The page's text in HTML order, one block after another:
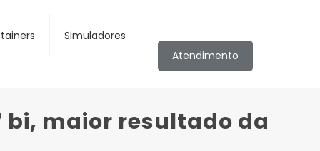
Simuladores
Atendimento
bi, maior resultado da